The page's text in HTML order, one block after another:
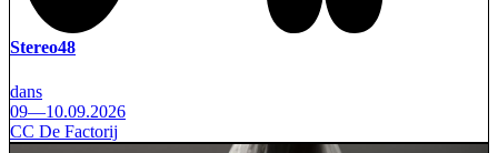
Stereo48
dans
09—10.09.2026
CC De Factorij